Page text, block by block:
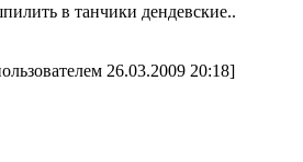
в танчики дендевские..
26.03.2009 20:18]